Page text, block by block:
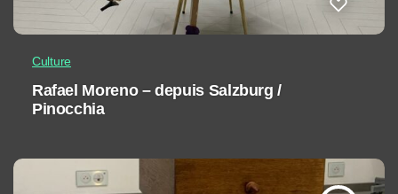
Culture
Rafael Moreno – depuis Salzburg /
Pinocchia